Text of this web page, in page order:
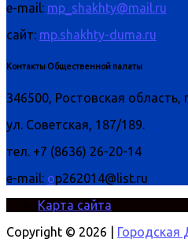
e-mail: mp_shakhty@mail.ru
сайт: mp.shakhty-duma.ru
Контакты Общественной палаты
346500, Ростовская область,
ул. Советская, 187/189.
тел. +7 (8636) 26-20-14
e-mail: op262014@list.ru
Карта сайта
Copyright © 2026 |